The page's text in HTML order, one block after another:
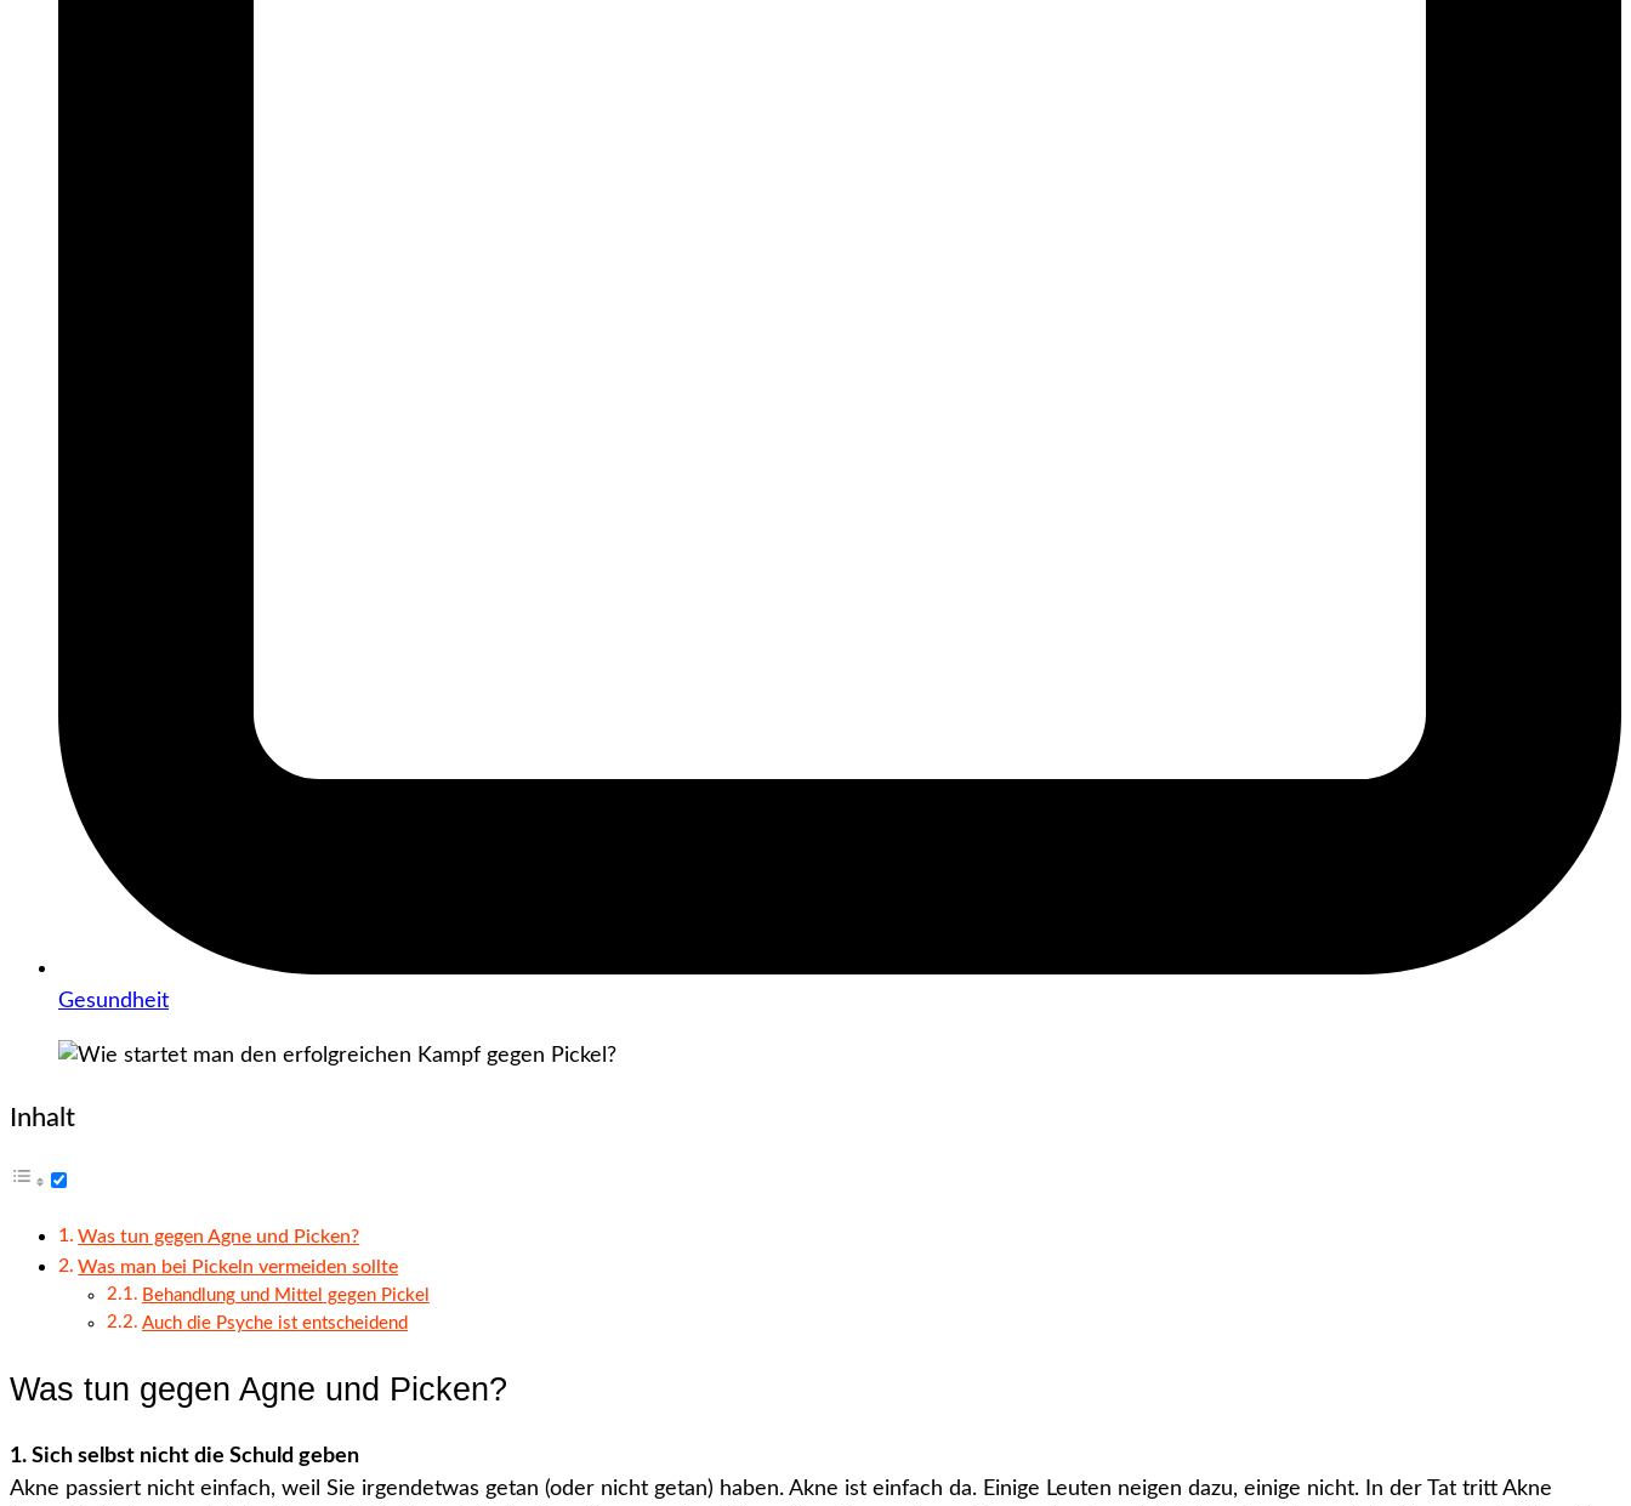
Gesundheit
Inhalt
Was tun gegen Agne und Picken?
Was man bei Pickeln vermeiden sollte
Behandlung und Mittel gegen Pickel
Auch die Psyche ist entscheidend
Was tun gegen Agne und Picken?
1. Sich selbst nicht die Schuld geben
Akne passiert nicht einfach, weil Sie irgendetwas getan (oder nicht getan) haben. Akne ist einfach da. Einige Leuten neigen dazu, einige nicht. In der Tat tritt Akne